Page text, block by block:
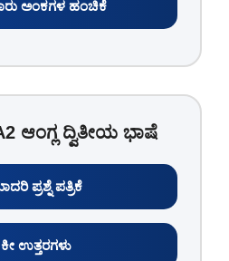
ಅಂಕಗಳ ಹಂಚಿಕೆ
ಆಂಗ್ಲ ದ್ವಿತೀಯ ಭಾಷೆ
ಪ್ರಶ್ನೆ ಪತ್ರಿಕೆ
ಕೀ ಉತ್ತರಗಳು